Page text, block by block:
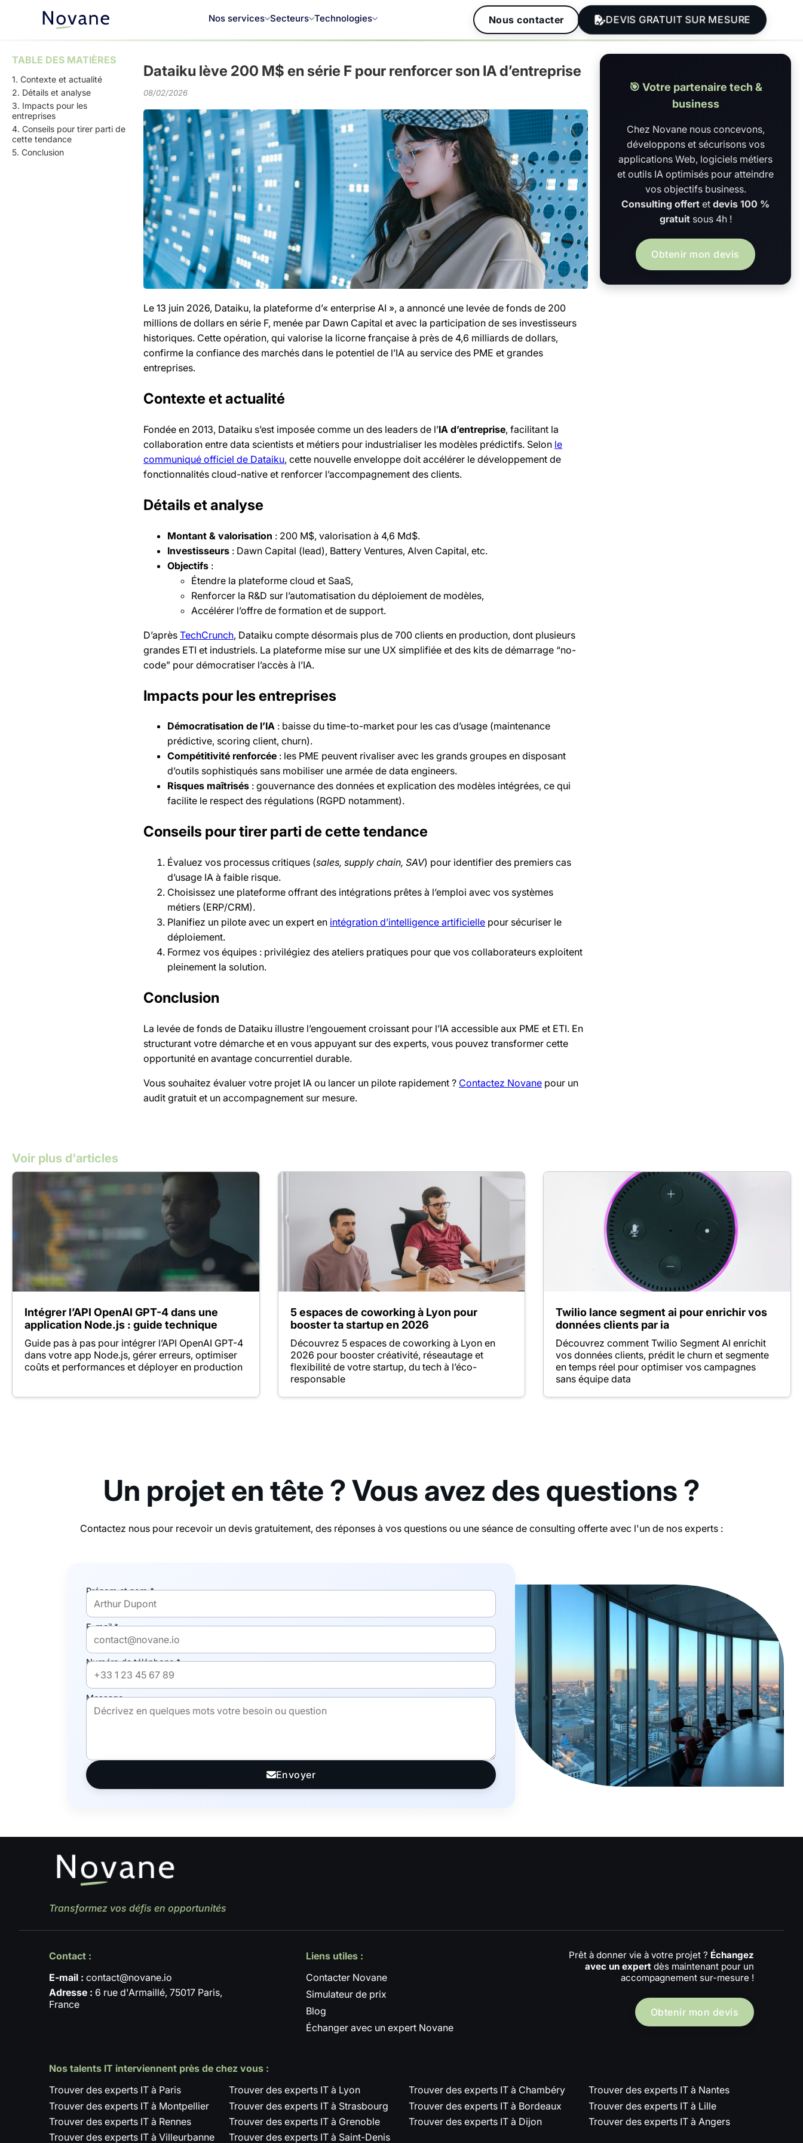
Nos services Secteurs Technologies Nous contacter DEVIS GRATUIT SUR MESURE
TABLE DES MATIÈRES
1. Contexte et actualité
2. Détails et analyse
3. Impacts pour les
entreprises
4. Conseils pour tirer parti de
cette tendance
5. Conclusion
Dataiku lève 200 M$ en série F pour renforcer son IA d’entreprise
08/02/2026
Le 13 juin 2026, Dataiku, la plateforme d’« enterprise AI », a annoncé une levée de fonds de 200
millions de dollars en série F, menée par Dawn Capital et avec la participation de ses investisseurs
historiques. Cette opération, qui valorise la licorne française à près de 4,6 milliards de dollars,
confirme la confiance des marchés dans le potentiel de l’IA au service des PME et grandes
entreprises.
Contexte et actualité
Fondée en 2013, Dataiku s’est imposée comme un des leaders de l’IA d’entreprise, facilitant la
collaboration entre data scientists et métiers pour industrialiser les modèles prédictifs. Selon le
communiqué officiel de Dataiku, cette nouvelle enveloppe doit accélérer le développement de
fonctionnalités cloud-native et renforcer l’accompagnement des clients.
Détails et analyse
Montant & valorisation : 200 M$, valorisation à 4,6 Md$.
Investisseurs : Dawn Capital (lead), Battery Ventures, Alven Capital, etc.
Objectifs :
Étendre la plateforme cloud et SaaS,
Renforcer la R&D sur l’automatisation du déploiement de modèles,
Accélérer l’offre de formation et de support.
D’après TechCrunch, Dataiku compte désormais plus de 700 clients en production, dont plusieurs
grandes ETI et industriels. La plateforme mise sur une UX simplifiée et des kits de démarrage “no-
code” pour démocratiser l’accès à l’IA.
Impacts pour les entreprises
Démocratisation de l’IA : baisse du time-to-market pour les cas d’usage (maintenance
prédictive, scoring client, churn).
Compétitivité renforcée : les PME peuvent rivaliser avec les grands groupes en disposant
d’outils sophistiqués sans mobiliser une armée de data engineers.
Risques maîtrisés : gouvernance des données et explication des modèles intégrées, ce qui
facilite le respect des régulations (RGPD notamment).
Conseils pour tirer parti de cette tendance
Évaluez vos processus critiques (sales, supply chain, SAV) pour identifier des premiers cas
d’usage IA à faible risque.
Choisissez une plateforme offrant des intégrations prêtes à l’emploi avec vos systèmes
métiers (ERP/CRM).
Planifiez un pilote avec un expert en intégration d’intelligence artificielle pour sécuriser le
déploiement.
Formez vos équipes : privilégiez des ateliers pratiques pour que vos collaborateurs exploitent
pleinement la solution.
Conclusion
La levée de fonds de Dataiku illustre l’engouement croissant pour l’IA accessible aux PME et ETI. En
structurant votre démarche et en vous appuyant sur des experts, vous pouvez transformer cette
opportunité en avantage concurrentiel durable.
Vous souhaitez évaluer votre projet IA ou lancer un pilote rapidement ? Contactez Novane pour un
audit gratuit et un accompagnement sur mesure.
🎯 Votre partenaire tech &
business
Chez Novane nous concevons,
développons et sécurisons vos
applications Web, logiciels métiers
et outils IA optimisés pour atteindre
vos objectifs business.
Consulting offert et devis 100 %
gratuitsous 4h !
Obtenir mon devis
Voir plus d'articles
Intégrer l’API OpenAI GPT-4 dans une
application Node.js : guide technique
Guide pas à pas pour intégrer l’API OpenAI GPT-4
dans votre app Node.js, gérer erreurs, optimiser
coûts et performances et déployer en production
5 espaces de coworking à Lyon pour
booster ta startup en 2026
Découvrez 5 espaces de coworking à Lyon en
2026 pour booster créativité, réseautage et
flexibilité de votre startup, du tech à l’éco-
responsable
Twilio lance segment ai pour enrichir vos
données clients par ia
Découvrez comment Twilio Segment AI enrichit
vos données clients, prédit le churn et segmente
en temps réel pour optimiser vos campagnes
sans équipe data
Un projet en tête ? Vous avez des questions ?
Contactez nous pour recevoir un devis gratuitement, des réponses à vos questions ou une séance de consulting offerte avec l'un de nos experts :
Prénom et nom *
E-mail *
Numéro de téléphone *
Message
Envoyer
Transformez vos défis en opportunités
Contact :
E-mail : contact@novane.io
Adresse : 6 rue d'Armaillé, 75017 Paris,
France
Liens utiles :
Contacter Novane
Simulateur de prix
Blog
Échanger avec un expert Novane
Prêt à donner vie à votre projet ? Échangez
avec un expert dès maintenant pour un
accompagnement sur-mesure !
Obtenir mon devis
Nos talents IT interviennent près de chez vous :
Trouver des experts IT à Paris
Trouver des experts IT à Lyon Trouver des experts IT à Chambéry
Trouver des experts IT à Nantes
Trouver des experts IT à Montpellier
Trouver des experts IT à Strasbourg Trouver des experts IT à Bordeaux
Trouver des experts IT à Lille
Trouver des experts IT à Rennes
Trouver des experts IT à Grenoble Trouver des experts IT à Dijon
Trouver des experts IT à Angers
Trouver des experts IT à Villeurbanne
Trouver des experts IT à Saint-Denis